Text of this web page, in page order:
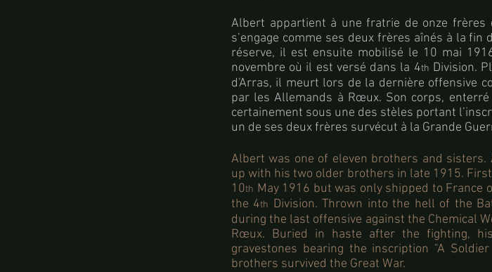
Albert appartient à une fratrie de onze
s’engage comme ses deux frères aînés à la fin
réserve, il est ensuite mobilisé le 10 mai
novembre où il est versé dans la 4th Division.
d'Arras, il meurt lors de la dernière offensive
par les Allemands à Rœux. Son corps,
certainement sous une des stèles portant
un de ses deux frères survécut à la Grande
Albert was one of eleven brothers and
up with his two older brothers in late 1915.
10th May 1916 but was only shipped to France
the 4th Division. Thrown into the hell of the
during the last offensive against the Chemical
Rœux. Buried in haste after the fighting,
gravestones bearing the inscription "A
brothers survived the Great War.